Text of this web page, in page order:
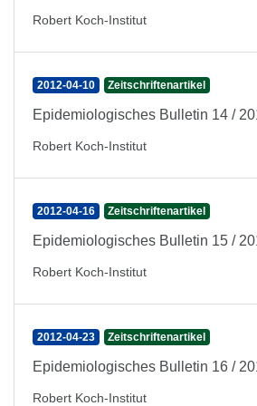
Robert Koch-Institut
2012-04-10 Zeitschriftenartikel
Epidemiologisches Bulletin 14 /
Robert Koch-Institut
2012-04-16 Zeitschriftenartikel
Epidemiologisches Bulletin 15 /
Robert Koch-Institut
2012-04-23 Zeitschriftenartikel
Epidemiologisches Bulletin 16 /
Robert Koch-Institut